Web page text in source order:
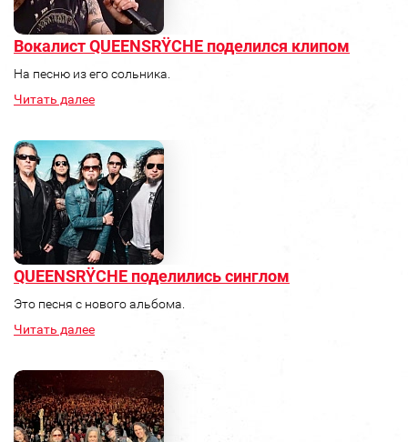
Вокалист QUEENSRŸCHE поделился клипом
На песню из его сольника.
Читать далее
QUEENSRŸCHE поделились синглом
Это песня с нового альбома.
Читать далее